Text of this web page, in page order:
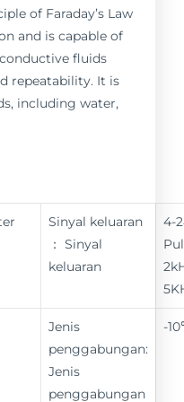
of Faraday’s Law
and is capable of
fluids
repeatability. It is
including water,
Sinyal keluaran
： Sinyal
keluaran
4-
Jenis
penggabungan:
Jenis
penggabungan
-